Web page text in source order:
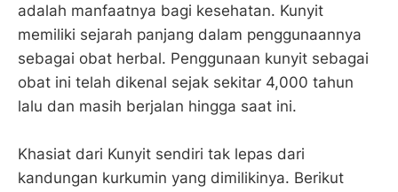
adalah manfaatnya bagi kesehatan. Kunyit
memiliki sejarah panjang dalam penggunaannya
sebagai obat herbal. Penggunaan kunyit sebagai
obat ini telah dikenal sejak sekitar 4,000 tahun
lalu dan masih berjalan hingga saat ini.
Khasiat dari Kunyit sendiri tak lepas dari
kandungan kurkumin yang dimilikinya. Berikut